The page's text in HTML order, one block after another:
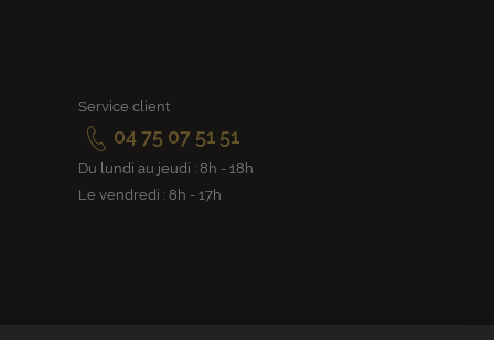
Service client
04 75 07 51 51
Du lundi au jeudi : 8h - 18h
Le vendredi : 8h - 17h